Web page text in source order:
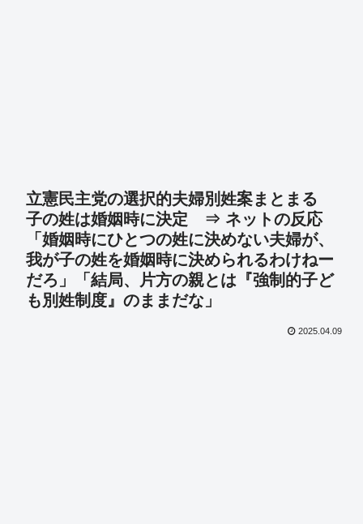
立憲民主党の選択的夫婦別姓案まとまる
子の姓は婚姻時に決定 ⇒ ネットの反応
「婚姻時にひとつの姓に決めない夫婦が、
我が子の姓を婚姻時に決められるわけねー
だろ」「結局、片方の親とは『強制的子ど
も別姓制度』のままだな」
2025.04.09